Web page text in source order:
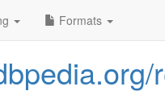
Formats